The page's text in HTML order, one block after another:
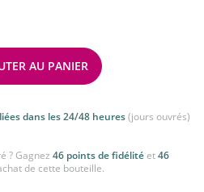
AU PANIER
dans les 24/48 heures(jours ouvrés)
? Gagnez 46 points de fidélité et46
de cette bouteille.